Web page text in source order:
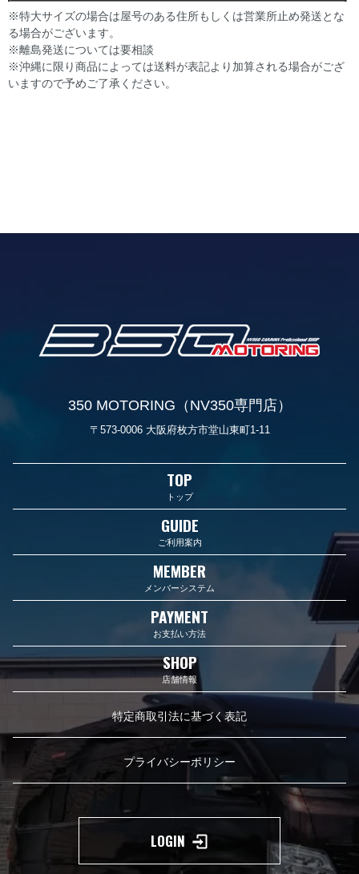
※特大サイズの場合は屋号のある住所もしくは営業所止め発送とな
る場合がございます。
※離島発送については要相談
※沖縄に限り商品によっては送料が表記より加算される場合がござ
いますので予めご了承ください。
350 MOTORING（NV350専門店）
〒573-0006 大阪府枚方市堂山東町1-11
TOP
トップ
GUIDE
ご利用案内
MEMBER
メンバーシステム
PAYMENT
お支払い方法
SHOP
店舗情報
特定商取引法に基づく表記
プライバシーポリシー
LOGIN